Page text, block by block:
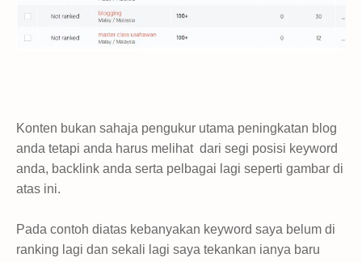
Konten bukan sahaja pengukur utama peningkatan blog
anda tetapi anda harus melihat dari segi posisi keyword
anda, backlink anda serta pelbagai lagi seperti gambar di
atas ini.
Pada contoh diatas kebanyakan keyword saya belum di
ranking lagi dan sekali lagi saya tekankan ianya baru